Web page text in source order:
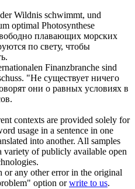
Wildnis schwimmt, und
optimal Photosynthese
плавающих морских
по свету, чтобы
Finanzbranche sind
"Не существует ничего
они о равных условиях в
contexts are provided solely for
usage in a sentence in one
into another. All samples
variety of publicly available open
any other error in the original
option orwrite to us.